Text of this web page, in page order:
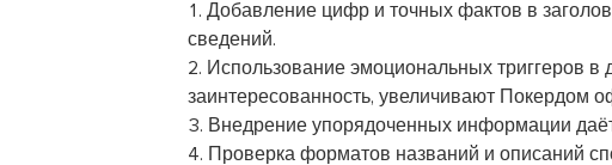
Добавление цифр и точных фактов в
сведений.
Использование эмоциональных триггеров
заинтересованность, увеличивают Покердом
Внедрение упорядоченных информации
Проверка форматов названий и описаний